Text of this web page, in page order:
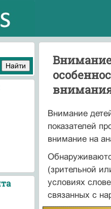
Внимание
показателей
внимание на
(зрительной
условиях
связанных с